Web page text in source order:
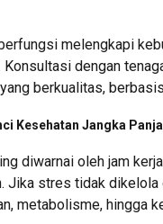
melengkapi
dengan
berkualitas,
Kesehatan Jangka
diwarnai oleh jam
Jika stres tidak
metabolisme, hingga